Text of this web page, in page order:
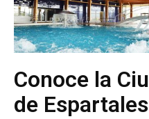
Conoce la
de Espartales